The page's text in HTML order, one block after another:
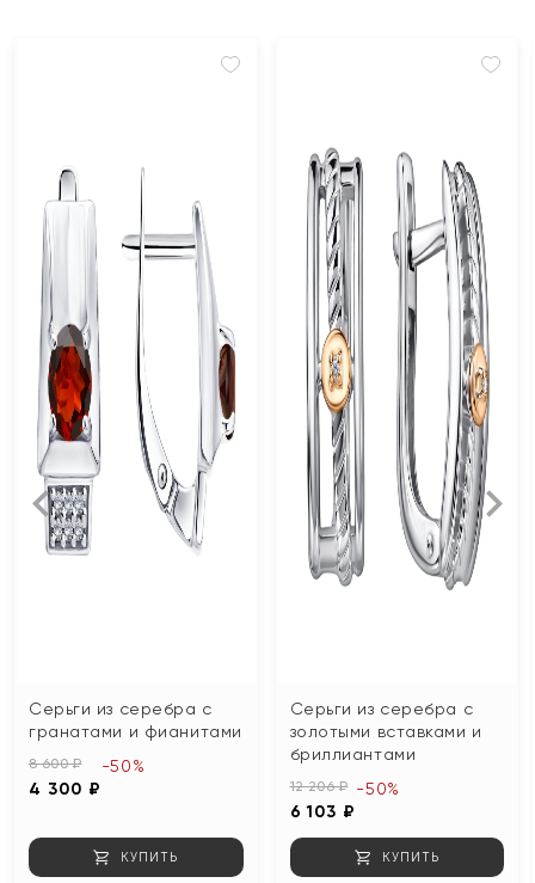
Серьги из серебра с
гранатами и фианитами
8 600 ₽
4 300 ₽
-50%
КУПИТЬ
Серьги из серебра с
золотыми вставками и
бриллиантами
12 206 ₽
6 103 ₽
-50%
КУПИТЬ